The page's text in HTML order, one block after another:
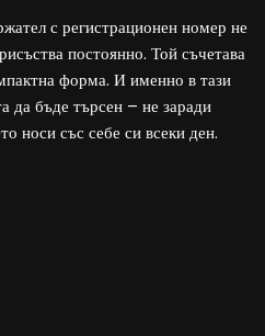
с регистрационен номер не
постоянно. Той съчетава
форма. И именно в тази
да бъде търсен – не заради
носи със себе си всеки ден.